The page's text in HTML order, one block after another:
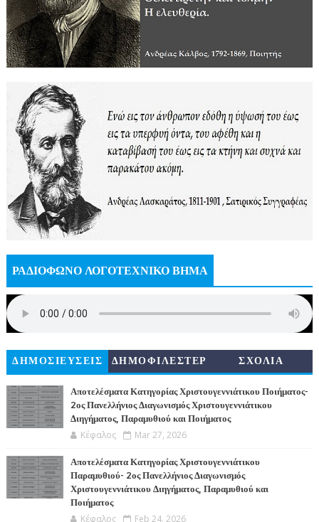
ΡΑΔΙΟΦΩΝΟ ΛΟΓΟΤΕΧΝΙΚΟ ΒΗΜΑ
ΔΗΜΟΣΙΕΥΣΕΙΣ
ΔΗΜΟΦΙΛΕΣΤΕΡ
ΣΧΟΛΙΑ
Αποτελέσματα Κατηγορίας Χριστουγεννιάτικου Ποιήματος-
2ος Πανελλήνιος Διαγωνισμός Χριστουγεννιάτικου
Διηγήματος, Παραμυθιού και Ποιήματος
Κέφαλος Mar 27, 2026
Αποτελέσματα Κατηγορίας Χριστουγεννιάτικου
Παραμυθιού- 2ος Πανελλήνιος Διαγωνισμός
Χριστουγεννιάτικου Διηγήματος, Παραμυθιού και
Ποιήματος
Κέφαλος Feb 24, 2026